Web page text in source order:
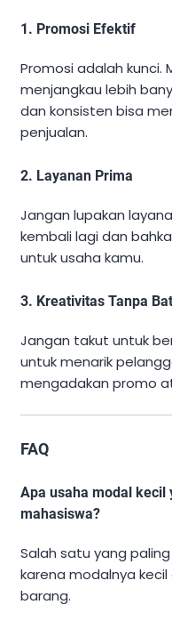
1. Promosi Efektif
Promosi adalah kunci.
menjangkau lebih
dan konsisten bisa
penjualan.
2. Layanan Prima
Jangan lupakan
kembali lagi dan
untuk usaha kamu.
3. Kreativitas Tanpa
Jangan takut untuk
untuk menarik
mengadakan promo
FAQ
Apa usaha modal kecil
mahasiswa?
Salah satu yang
karena modalnya
barang.